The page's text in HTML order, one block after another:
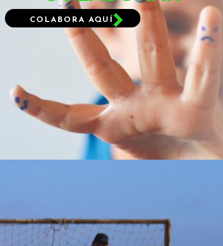
COLABORA AQUÍ